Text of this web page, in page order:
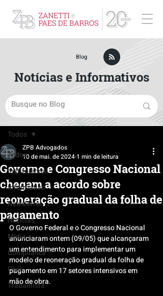
Post
Todos
Institucional
Informativo
Newsletter
Notícias
Mídia
Compliance
Civil
Trabalhista
Todos
Governo e Congresso Nacional
chegam a acordo sobre
reoneração gradual da folha de
pagamento
ZPB Advogados
10 de mai. de 2024 1 min de leitura
O Governo Federal e o Congresso Nacional
anunciaram ontem (09/05) que alcançaram
um entendimento para implementar um
modelo de reoneração gradual da folha de
pagamento em 17 setores intensivos em
mão de obra.
Blog
Notícias e Informativos